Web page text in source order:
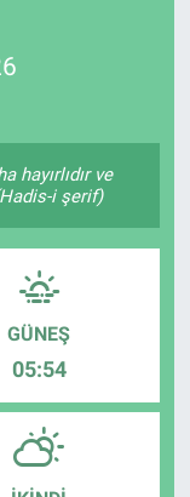
hayırlıdır ve
i şerif)
GÜNEŞ
05:54